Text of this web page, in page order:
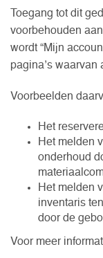
Toegang tot dit
voorbehouden
wordt “Mijn
pagina’s
Voorbeelden
Het
Het melden
onderhoud
Het melden
inventaris
door de
Voor meer